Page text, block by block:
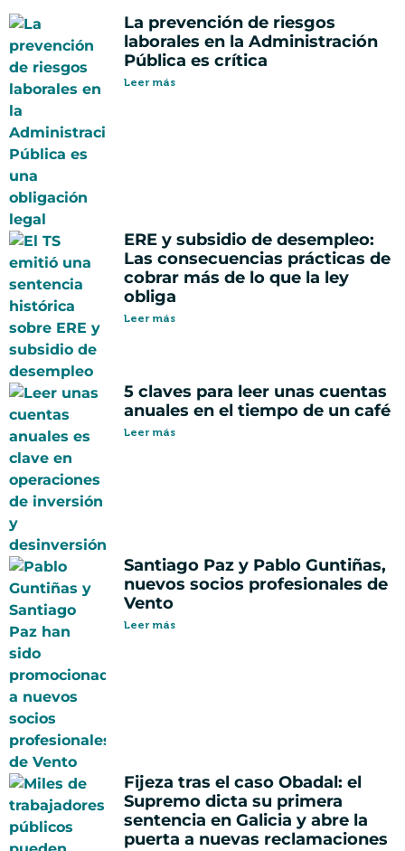
La prevención de riesgos
laborales en la Administración
Pública es crítica
Leer más
ERE y subsidio de desempleo:
Las consecuencias prácticas de
cobrar más de lo que la ley
obliga
Leer más
5 claves para leer unas cuentas
anuales en el tiempo de un café
Leer más
Santiago Paz y Pablo Guntiñas,
nuevos socios profesionales de
Vento
Leer más
Fijeza tras el caso Obadal: el
Supremo dicta su primera
sentencia en Galicia y abre la
puerta a nuevas reclamaciones